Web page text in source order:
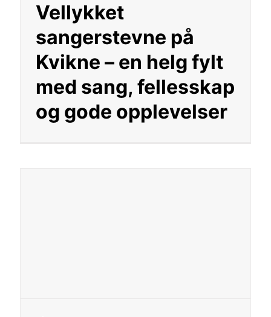
Vellykket
sangerstevne på
Kvikne – en helg fylt
med sang, fellesskap
og gode opplevelser